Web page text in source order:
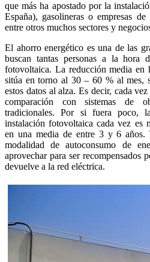
que más ha apostado por la
España), gasolineras o empresas
entre otros muchos sectores y
El ahorro energético es una de las
buscan tantas personas a la hora
fotovoltaica. La reducción media en
sitúa en torno al 30 – 60 % al mes,
estos datos al alza. Es decir, cada
comparación con sistemas de
tradicionales. Por si fuera poco,
instalación fotovoltaica cada vez es
en una media de entre 3 y 6 años.
modalidad de autoconsumo de
aprovechar para ser recompensados
devuelve a la red eléctrica.